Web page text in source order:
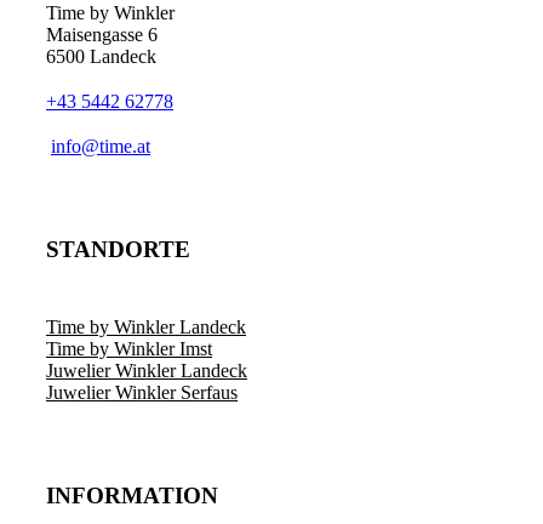
Time by Winkler
Maisengasse 6
6500 Landeck
+43 5442 62778
­info@time.at
STANDORTE
Time by Winkler Landeck
Time by Winkler Imst
Juwelier Winkler Landeck
Juwelier Winkler Serfaus
INFORMATION